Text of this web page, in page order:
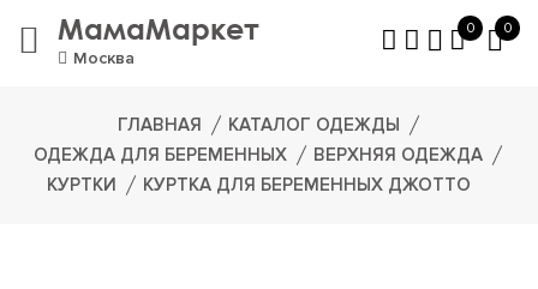
МамаМаркет
Москва
0 0
ГЛАВНАЯ
КАТАЛОГ ОДЕЖДЫ
ОДЕЖДА ДЛЯ БЕРЕМЕННЫХ
ВЕРХНЯЯ ОДЕЖДА
КУРТКИ
КУРТКА ДЛЯ БЕРЕМЕННЫХ ДЖОТТО